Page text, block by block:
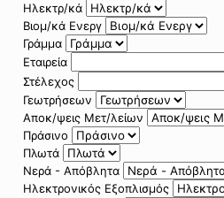
Ηλεκτρ/κά
Βιομ/κά Ενεργ
Γράμμα
Εταιρεία
Στέλεχος
Γεωτρήσεων
Αποκ/ψεις Μετ/λείων
Πράσινο
Πλωτά
Νερά - Απόβλητα
Ηλεκτρονικός Εξοπλισμός